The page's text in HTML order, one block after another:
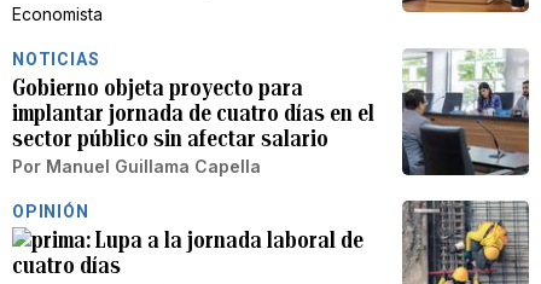
Economista
NOTICIAS
Gobierno objeta proyecto para
implantar jornada de cuatro días en el
sector público sin afectar salario
Por Manuel Guillama Capella
OPINIÓN
Lupa a la jornada laboral de
cuatro días